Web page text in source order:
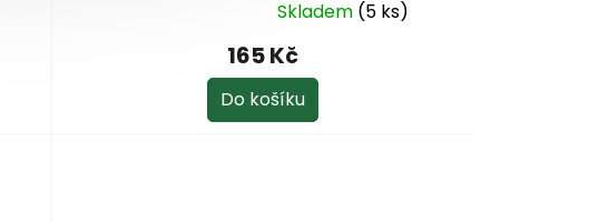
Skladem (5 ks)
165 Kč
Do košíku